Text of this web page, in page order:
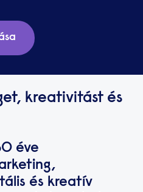
kreativitást és
éve
és kreatív